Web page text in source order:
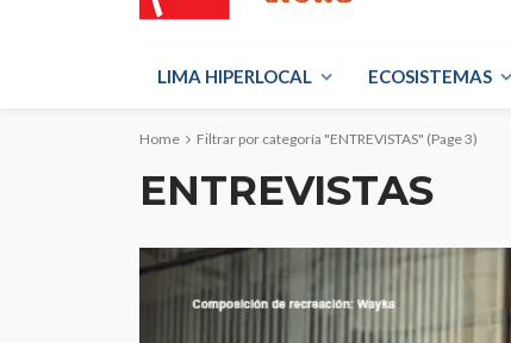
LIMA HIPERLOCAL ECOSISTEMAS
Home Filtrar por categoría "ENTREVISTAS" (Page 3)
ENTREVISTAS